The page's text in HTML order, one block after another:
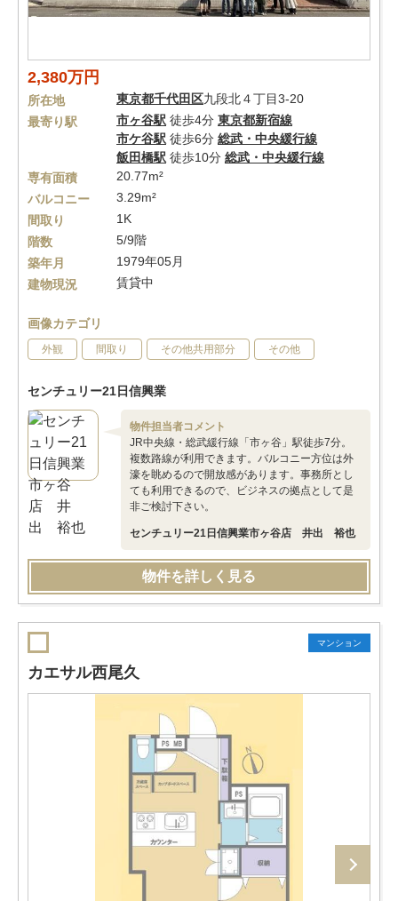
2,380万円
所在地 東京都千代田区九段北４丁目3-20
最寄り駅
市ヶ谷駅 徒歩4分 東京都新宿線
市ケ谷駅 徒歩6分 総武・中央緩行線
飯田橋駅 徒歩10分 総武・中央緩行線
専有面積
20.77m²
バルコニー
3.29m²
間取り
1K
階数
5/9階
築年月
1979年05月
建物現況
賃貸中
画像カテゴリ
外観 間取り その他共用部分 その他
センチュリー21日信興業
物件担当者コメント
JR中央線・総武緩行線「市ヶ谷」駅徒歩7分。
複数路線が利用できます。バルコニー方位は外
濠を眺めるので開放感があります。事務所とし
ても利用できるので、ビジネスの拠点として是
非ご検討下さい。
センチュリー21日信興業市ヶ谷店 井出 裕也
物件を詳しく見る
マンション
カエサル西尾久